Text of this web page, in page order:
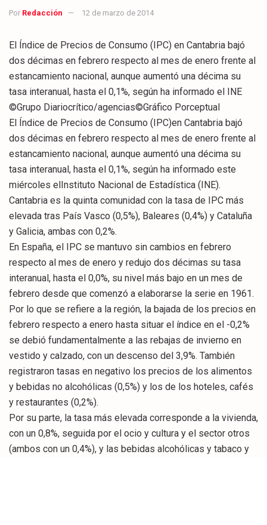
Por Redacción 12 de marzo de 2014
El Índice de Precios de Consumo (IPC) en Cantabria bajó
dos décimas en febrero respecto al mes de enero frente al
estancamiento nacional, aunque aumentó una décima su
tasa interanual, hasta el 0,1%, según ha informado el INE
©Grupo Diariocrítico/agencias©Gráfico Porceptual
El Índice de Precios de Consumo (IPC)en Cantabria bajó
dos décimas en febrero respecto al mes de enero frente al
estancamiento nacional, aunque aumentó una décima su
tasa interanual, hasta el 0,1%, según ha informado este
miércoles elInstituto Nacional de Estadística (INE).
Cantabria es la quinta comunidad con la tasa de IPC más
elevada tras País Vasco (0,5%), Baleares (0,4%) y Cataluña
y Galicia, ambas con 0,2%.
En España, el IPC se mantuvo sin cambios en febrero
respecto al mes de enero y redujo dos décimas su tasa
interanual, hasta el 0,0%, su nivel más bajo en un mes de
febrero desde que comenzó a elaborarse la serie en 1961.
Por lo que se refiere a la región, la bajada de los precios en
febrero respecto a enero hasta situar el índice en el -0,2%
se debió fundamentalmente a las rebajas de invierno en
vestido y calzado, con un descenso del 3,9%. También
registraron tasas en negativo los precios de los alimentos
y bebidas no alcohólicas (0,5%) y los de los hoteles, cafés
y restaurantes (0,2%).
Por su parte, la tasa más elevada corresponde a la vivienda,
con un 0,8%, seguida por el ocio y cultura y el sector otros
(ambos con un 0,4%), y las bebidas alcohólicas y tabaco y